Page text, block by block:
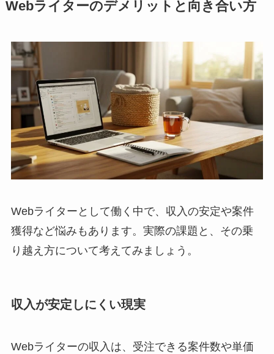
Webライターのデメリットと向き合い方
Webライターとして働く中で、収入の安定や案件
獲得など悩みもあります。実際の課題と、その乗
り越え方について考えてみましょう。
収入が安定しにくい現実
Webライターの収入は、受注できる案件数や単価